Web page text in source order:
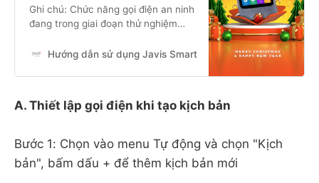
Ghi chú: Chức năng gọi điện an ninh
đang trong giai đoạn thử nghiệm
điều khoản và tính năng liên quan
Mục đích của chức năng: Dùng để
Hướng dẫn sử dụng Javis Smart Bùi Như Huy
A. Thiết lập gọi điện khi tạo kịch bản
Bước 1: Chọn vào menu Tự động và chọn "Kịch
bản", bấm dấu + để thêm kịch bản mới